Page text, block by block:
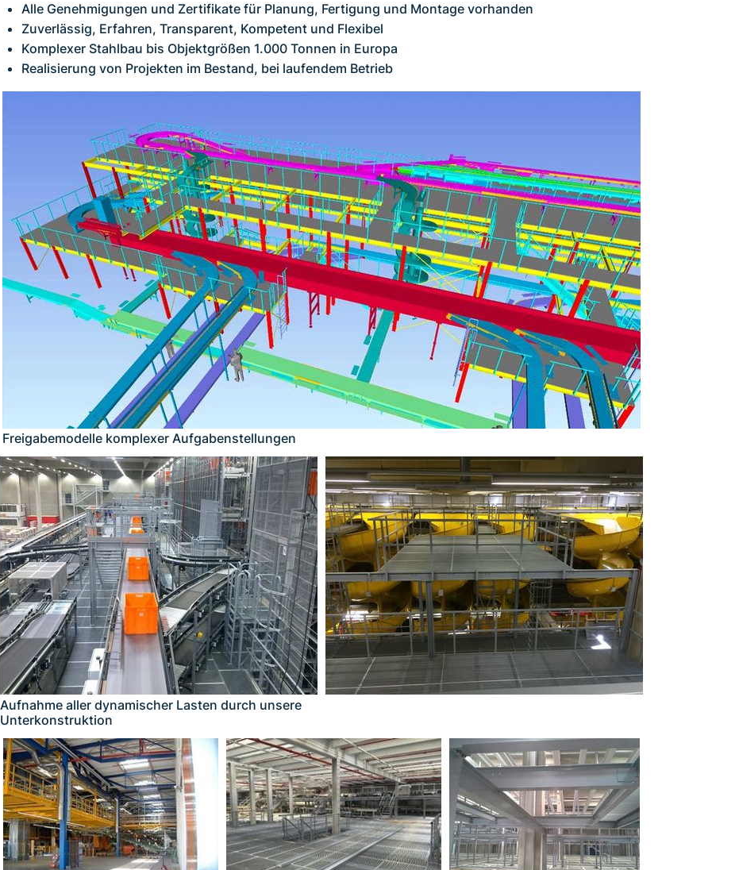
Alle Genehmigungen und Zertifikate für Planung, Fertigung und Montage vorhanden
Zuverlässig, Erfahren, Transparent, Kompetent und Flexibel
Komplexer Stahlbau bis Objektgrößen 1.000 Tonnen in Europa
Realisierung von Projekten im Bestand, bei laufendem Betrieb
Freigabemodelle komplexer Aufgabenstellungen
Aufnahme aller dynamischer Lasten durch unsere
Unterkonstruktion